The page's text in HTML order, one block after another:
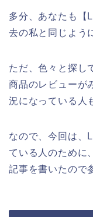
多分、あなたも【
去の私と同じよう
ただ、色々と探し
商品のレビューが
況になっている人
なので、今回は、
ている人のために
記事を書いたので